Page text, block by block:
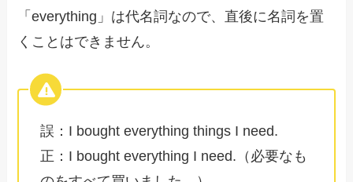
「everything」は代名詞なので、直後に名詞を置
くことはできません。
誤：I bought everything things I need.
正：I bought everything I need.（必要なも